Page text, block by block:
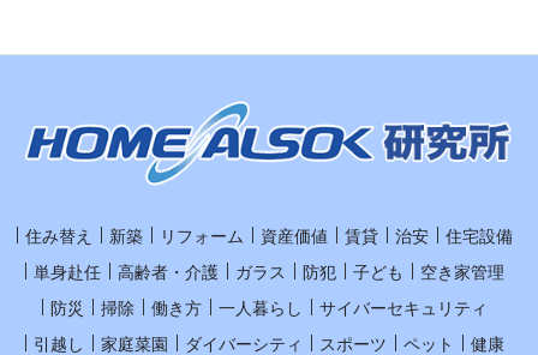
住み替え 新築 リフォーム 資産価値 賃貸 治安
住宅設備
単身赴任
高齢者・介護 ガラス 防犯 子ども
空き家管理
防災
掃除 働き方 一人暮らし
サイバーセキュリティ
引越し
家庭菜園 ダイバーシティ スポーツ ペット
健康